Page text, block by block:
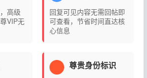
高级
VIP无
回复可见内容无需回帖即
可查看，节省时间直达核
心信息
尊贵身份标识